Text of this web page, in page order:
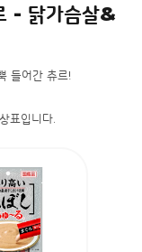
- 닭가슴살&
들어간 츄르!
표입니다.